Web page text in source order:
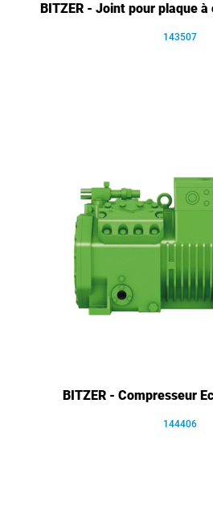
BITZER - Joint pour plaque
143507
BITZER - Compresseur
144406